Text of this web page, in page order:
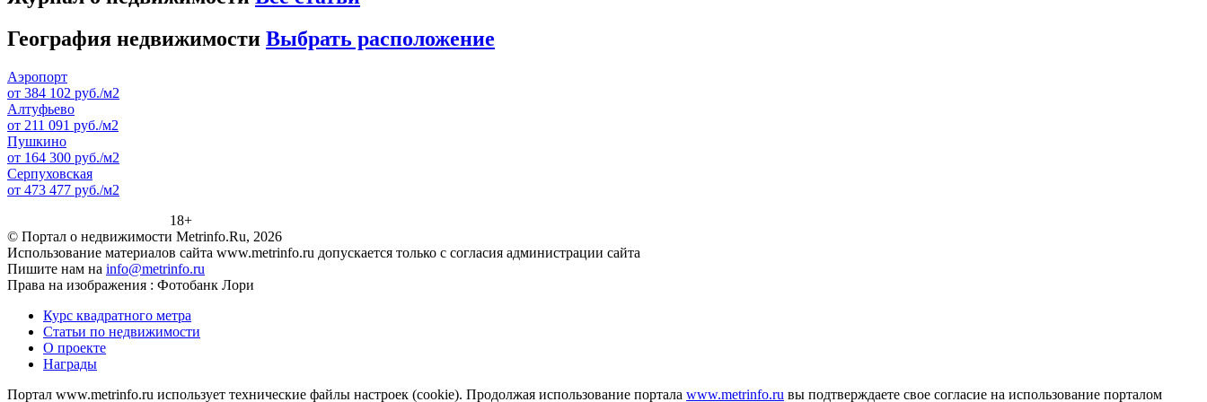
География недвижимости Выбрать расположение
Аэропорт
от 384 102 руб./м2
Алтуфьево
от 211 091 руб./м2
Пушкино
от 164 300 руб./м2
Серпуховская
от 473 477 руб./м2
18+
© Портал о недвижимости Metrinfo.Ru, 2026
Использование материалов сайта www.metrinfo.ru допускается только с согласия администрации сайта
Пишите нам на info@metrinfo.ru
Права на изображения : Фотобанк Лори
Курс квадратного метра
Статьи по недвижимости
О проекте
Награды
Портал www.metrinfo.ru использует технические файлы настроек (cookie). Продолжая использование портала www.metrinfo.ru вы подтверждаете свое согласие на использование порталом